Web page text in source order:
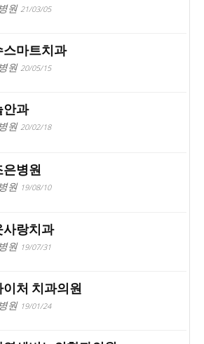
원 21/03/05
스마트치과
원 20/05/15
안과
원 20/02/18
은병원
원 19/08/10
사랑치과
원 19/07/31
이처 치과의원
원 19/01/24